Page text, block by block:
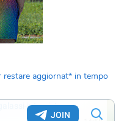
restare aggiornat* in tempo